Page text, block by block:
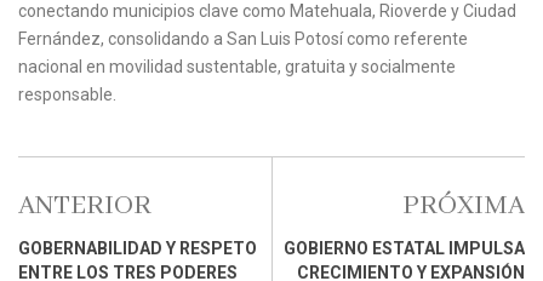
conectando municipios clave como Matehuala, Rioverde y Ciudad
Fernández, consolidando a San Luis Potosí como referente
nacional en movilidad sustentable, gratuita y socialmente
responsable.
ANTERIOR
GOBERNABILIDAD Y RESPETO
ENTRE LOS TRES PODERES
PRÓXIMA
GOBIERNO ESTATAL IMPULSA
CRECIMIENTO Y EXPANSIÓN